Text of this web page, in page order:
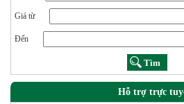
Giá từ
Đến
Hỗ trợ trực